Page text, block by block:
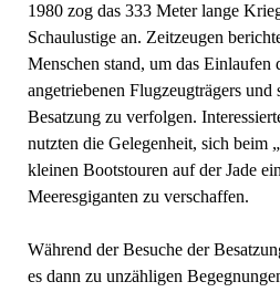
1980 zog das 333 Meter lange
Schaulustige an. Zeitzeugen
Menschen stand, um das Einlaufen
angetriebenen Flugzeugträgers
Besatzung zu verfolgen.
nutzten die Gelegenheit, sich beim
kleinen Bootstouren auf der Jade
Meeresgiganten zu verschaffen.
Während der Besuche der
es dann zu unzähligen